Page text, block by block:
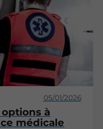
impact sur le
05/01/2026
à
médicale